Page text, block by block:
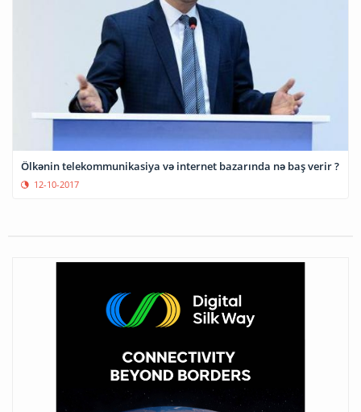
Ölkənin telekommunikasiya və internet bazarında nə baş verir ?
12-10-2017